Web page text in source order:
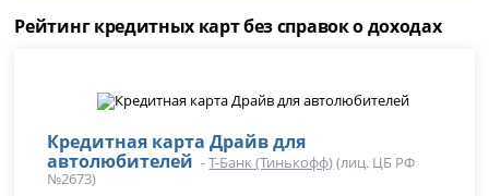
Рейтинг кредитных карт без справок о доходах
Кредитная карта Драйв для
автолюбителей -Т-Банк (Тинькофф)(лиц. ЦБ РФ
№2673)